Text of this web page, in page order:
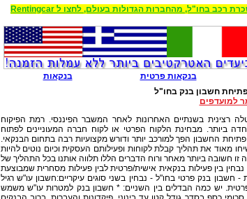
בנקאות פרטית
בנקאות
חשבון בנק בחו"ל
למועדפים
רצינית בשנתיים האחרונות לאחר המשבר הפיננסי. רמת הפיקוח
ביותר. מבחינת הלקוח הפרטי או לקוח חברה המעוניינים לפתוח
החשבון הפך למורכב יותר ודורש מקצועיות רבה בתחום הבנקאי.
מאוד את תהליך קבלת לקוחות ופעילותם העסקית וכיום נוטים להיות
זו חשובה ביותר מאחר ורוח הדברים הללו תלווה אותנו בכל התהליך של
בין פעילות בנקאית אישית/פרטית לבין פעילות מסחרית שמבוצעת
חשבון בנק פרטי בחו"ל - נבחין בשני סוגים עיקריים:חשבון עו"ש רגיל
יש כמה הבדלים בין השניים: * חשבון בנק למטרות עו"ש משמש